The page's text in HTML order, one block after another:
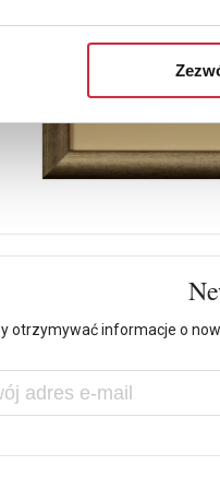
otrzymywać informacje o